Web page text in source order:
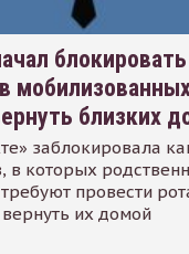
близких
заблокировала
в которых
провести
их домой